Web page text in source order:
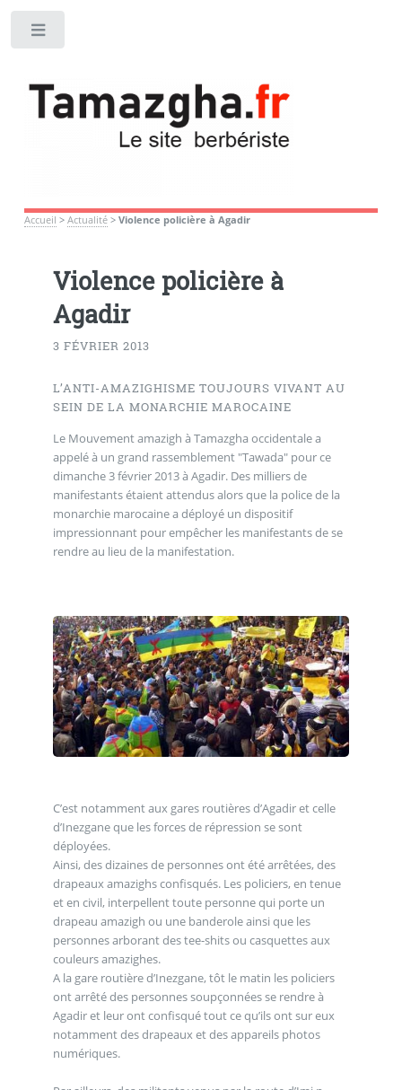
Accueil > Actualité> Violence policière à Agadir
Violence policière à
Agadir
3 FÉVRIER 2013
L’ANTI-AMAZIGHISME TOUJOURS VIVANT AU
SEIN DE LA MONARCHIE MAROCAINE
Le Mouvement amazigh à Tamazgha occidentale a
appelé à un grand rassemblement "Tawada" pour ce
dimanche 3 février 2013 à Agadir. Des milliers de
manifestants étaient attendus alors que la police de la
monarchie marocaine a déployé un dispositif
impressionnant pour empêcher les manifestants de se
rendre au lieu de la manifestation.
C’est notamment aux gares routières d’Agadir et celle
d’Inezgane que les forces de répression se sont
déployées.
Ainsi, des dizaines de personnes ont été arrêtées, des
drapeaux amazighs confisqués. Les policiers, en tenue
et en civil, interpellent toute personne qui porte un
drapeau amazigh ou une banderole ainsi que les
personnes arborant des tee-shits ou casquettes aux
couleurs amazighes.
A la gare routière d’Inezgane, tôt le matin les policiers
ont arrêté des personnes soupçonnées se rendre à
Agadir et leur ont confisqué tout ce qu’ils ont sur eux
notamment des drapeaux et des appareils photos
numériques.